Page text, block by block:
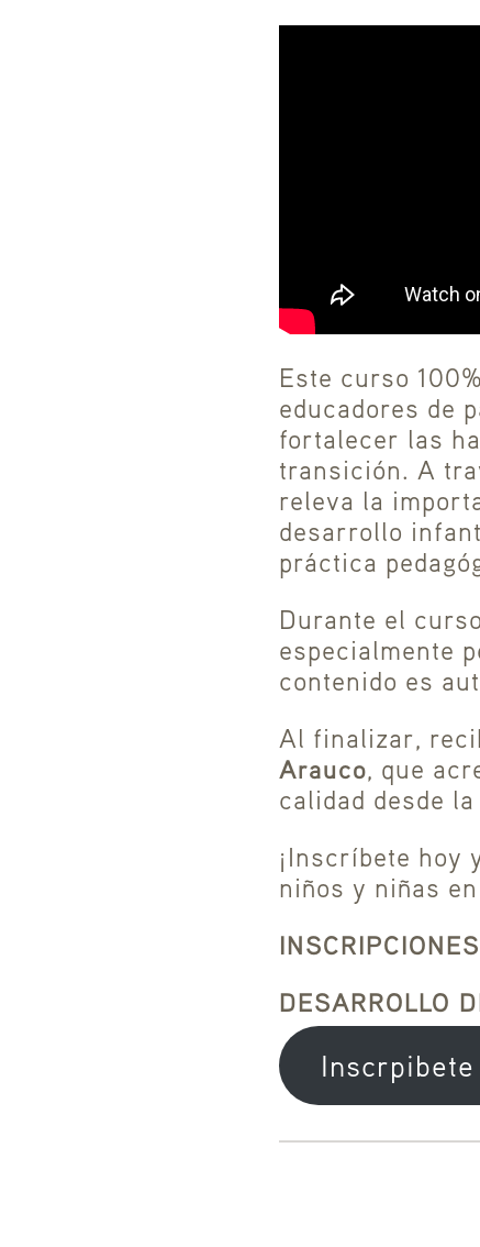
Este curso
educadores de
fortalecer las
transición. A
releva la
desarrollo
práctica
Durante el
especialmente
contenido es
Al finalizar,
Arauco, que
calidad desde
¡Inscríbete hoy
niños y niñas
DESARROLLO
Inscrpibete